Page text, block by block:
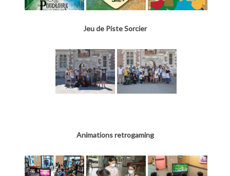
Jeu de Piste Sorcier
Animations retrogaming